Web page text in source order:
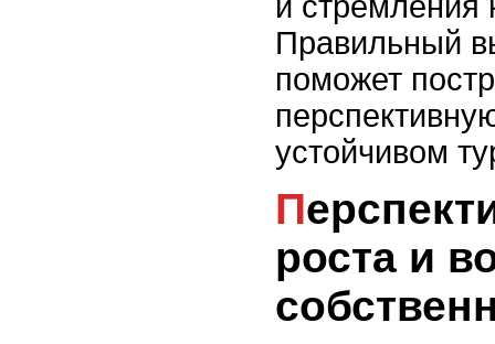
Правильный
поможет
устойчивом
Перспективы карьерного
роста и